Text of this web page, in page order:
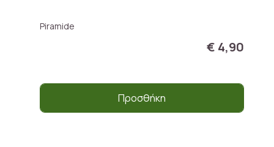
Piramide
€ 4,90
Προσθήκη